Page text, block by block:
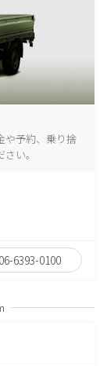
や予約、乗り捨
い。
06-6393-0100